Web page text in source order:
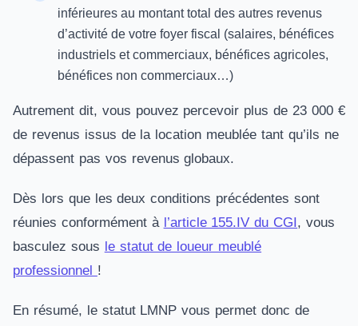
inférieures au montant total des autres revenus
d’activité de votre foyer fiscal (salaires, bénéfices
industriels et commerciaux, bénéfices agricoles,
bénéfices non commerciaux…)
Autrement dit, vous pouvez percevoir plus de 23 000 €
de revenus issus de la location meublée tant qu’ils ne
dépassent pas vos revenus globaux.
Dès lors que les deux conditions précédentes sont
réunies conformément à l’article 155.IV du CGI, vous
basculez sous le statut de loueur meublé
professionnel !
En résumé, le statut LMNP vous permet donc de